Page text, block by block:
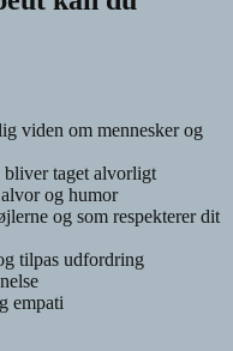
viden om mennesker og
bliver taget alvorligt
og humor
og som respekterer dit
tilpas udfordring
empati